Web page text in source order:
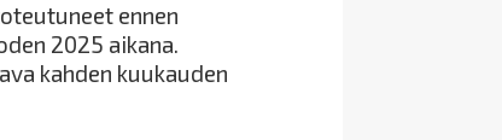
ennen
2025 aikana.
kahden kuukauden